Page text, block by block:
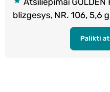
blizgesys, NR. 106, 5,6
Palikti